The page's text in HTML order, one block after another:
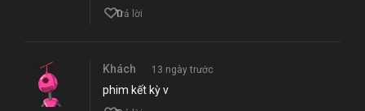
0
Trả lời
Khách 13 ngày trước
phim kết kỳ v